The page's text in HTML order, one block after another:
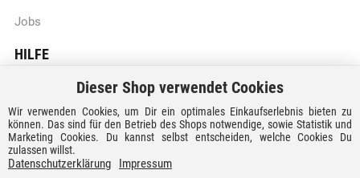
Jobs
HILFE
Batteriegesetzhinweise
Vertrag widerrufen
Versandkosten und Lieferzeiten
Dieser Shop verwendet Cookies
Wir verwenden Cookies, um Dir ein optimales Einkaufserlebnis bieten zu
können. Das sind für den Betrieb des Shops notwendige, sowie Statistik und
Marketing Cookies. Du kannst selbst entscheiden, welche Cookies Du
zulassen willst.
Datenschutzerklärung Impressum